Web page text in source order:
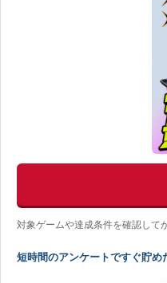
対象ゲームや達成条件を確認して
短時間のアンケートですぐ貯め